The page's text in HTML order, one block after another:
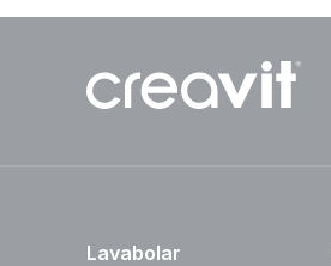
Lavabolar